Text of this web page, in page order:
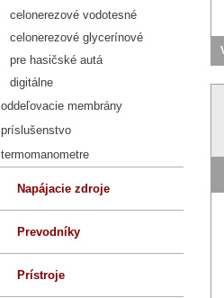
celonerezové vodotesné
celonerezové glycerínové
pre hasičské autá
digitálne
oddeľovacie membrány
príslušenstvo
termomanometre
Napájacie zdroje
Prevodníky
Prístroje